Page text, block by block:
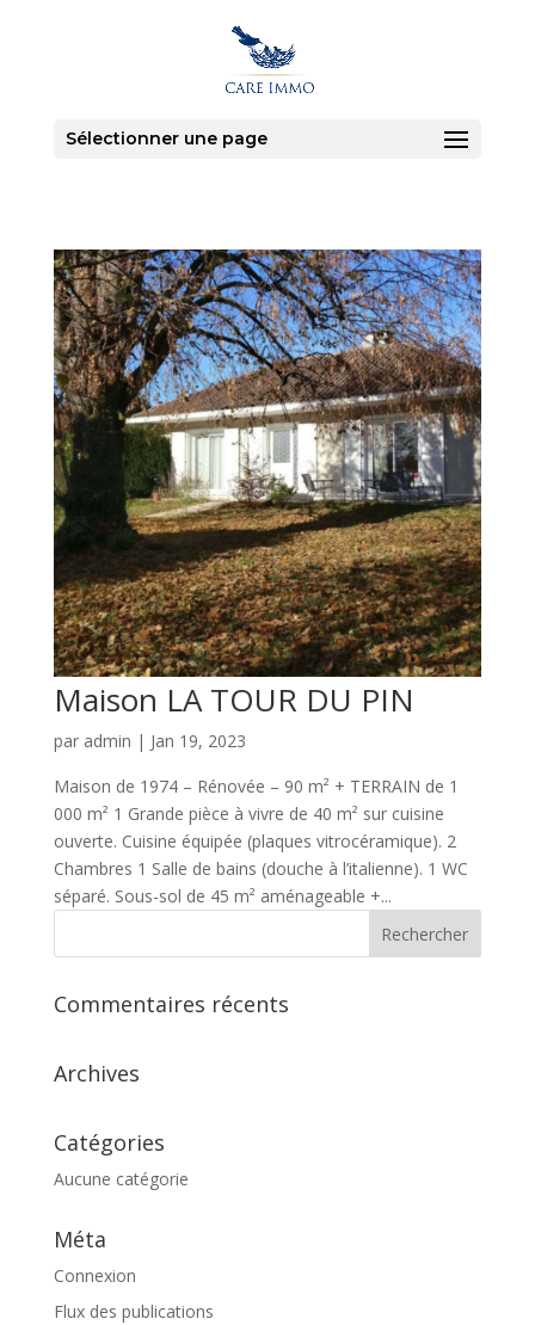
Sélectionner une page
Maison LA TOUR DU PIN
par admin | Jan 19, 2023
Maison de 1974 – Rénovée – 90 m² + TERRAIN de 1
000 m² 1 Grande pièce à vivre de 40 m² sur cuisine
ouverte. Cuisine équipée (plaques vitrocéramique). 2
Chambres 1 Salle de bains (douche à l’italienne). 1 WC
séparé. Sous-sol de 45 m² aménageable +...
Commentaires récents
Archives
Catégories
Aucune catégorie
Méta
Connexion
Flux des publications